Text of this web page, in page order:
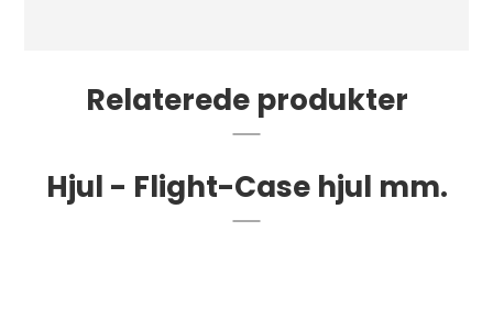
Relaterede produkter
Hjul - Flight-Case hjul mm.